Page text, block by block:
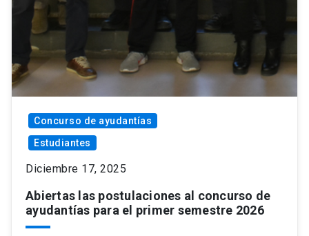
Concurso de ayudantías
Estudiantes
Diciembre 17, 2025
Abiertas las postulaciones al concurso de
ayudantías para el primer semestre 2026